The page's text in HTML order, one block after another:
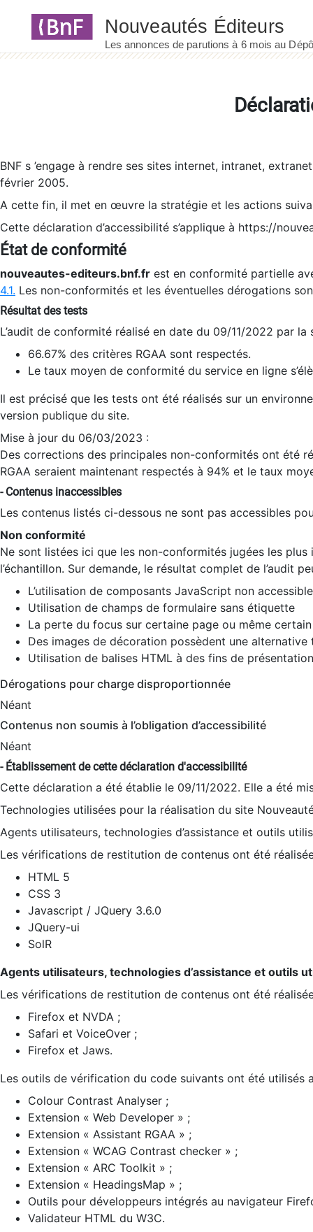
BNF s ’engage à rendre ses sites internet, intranet,
février 2005.
A cette fin, il met en œuvre la stratégie et les actions
Cette déclaration d’accessibilité s’applique à https://
État de conformité
nouveautes-editeurs.bnf.fr est en conformité partielle
4.1. Les non-conformités et les éventuelles dérogations
Résultat des tests
L’audit de conformité réalisé en date du 09/11/2022 par
66.67% des critères RGAA sont respectés.
Le taux moyen de conformité du service en ligne
Il est précisé que les tests ont été réalisés sur un
version publique du site.
Mise à jour du 06/03/2023 :
Des corrections des principales non-conformités ont été
RGAA seraient maintenant respectés à 94% et le taux
- Contenus inaccessibles
Les contenus listés ci-dessous ne sont pas accessibles
Non conformité
Ne sont listées ici que les non-conformités jugées les
l’échantillon. Sur demande, le résultat complet de l’audit
L’utilisation de composants JavaScript non
Utilisation de champs de formulaire sans étiquette
La perte du focus sur certaine page ou même
Des images de décoration possèdent une alternative
Utilisation de balises HTML à des fins de
Dérogations pour charge disproportionnée
Néant
Contenus non soumis à l’obligation d’accessibilité
Néant
- Établissement de cette déclaration d'accessibilité
Cette déclaration a été établie le 09/11/2022. Elle a été
Technologies utilisées pour la réalisation du site
Agents utilisateurs, technologies d’assistance et outils
Les vérifications de restitution de contenus ont été
HTML 5
CSS 3
Javascript / JQuery 3.6.0
JQuery-ui
SolR
Agents utilisateurs, technologies d’assistance et outils
Les vérifications de restitution de contenus ont été
Firefox et NVDA ;
Safari et VoiceOver ;
Firefox et Jaws.
Les outils de vérification du code suivants ont été utilisés
Colour Contrast Analyser ;
Extension « Web Developer » ;
Extension « Assistant RGAA » ;
Extension « WCAG Contrast checker » ;
Extension « ARC Toolkit » ;
Extension « HeadingsMap » ;
Outils pour développeurs intégrés au navigateur
Validateur HTML du W3C.